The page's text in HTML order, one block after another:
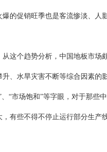
的促销旺季也是客流惨淡、人
个趋势分析，中国地板市场
水旱灾害不断等综合因素的
“市场饱和”等字眼，对于那些
有些不得不停止运行部分生产线